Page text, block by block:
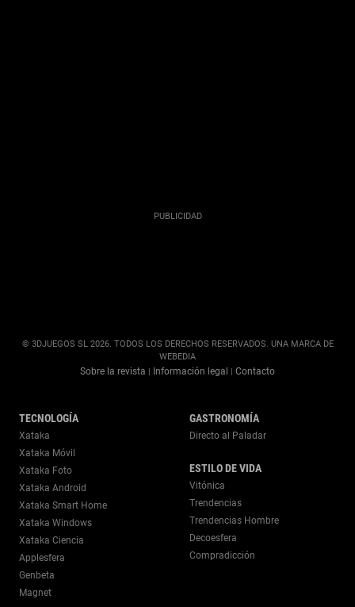
© 3DJUEGOS SL 2026. TODOS LOS DERECHOS RESERVADOS. UNA MARCA DE
WEBEDIA
Sobre la revista | Información legal | Contacto
TECNOLOGÍA
Xataka
Xataka Móvil
Xataka Foto
Xataka Android
Xataka Smart Home
Xataka Windows
Xataka Ciencia
Applesfera
Genbeta
Magnet
GASTRONOMÍA
Directo al Paladar
ESTILO DE VIDA
Vitónica
Trendencias
Trendencias Hombre
Decoesfera
Compradicción